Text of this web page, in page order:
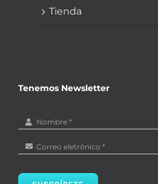
Tienda
Tenemos Newsletter